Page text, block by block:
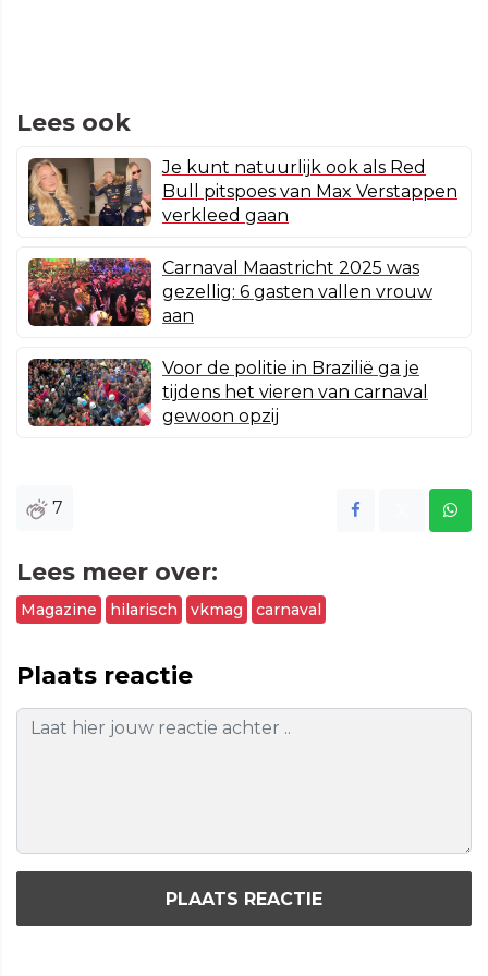
Lees ook
Je kunt natuurlijk ook als Red
Bull pitspoes van Max Verstappen
verkleed gaan
Carnaval Maastricht 2025 was
gezellig: 6 gasten vallen vrouw
aan
Voor de politie in Brazilië ga je
tijdens het vieren van carnaval
gewoon opzij
7
Lees meer over:
Magazine hilarisch vkmag carnaval
Plaats reactie
PLAATS REACTIE